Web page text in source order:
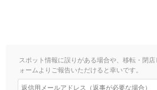
スポット情報に誤りがある場合や、移転・閉
ォームよりご報告いただけると幸いです。